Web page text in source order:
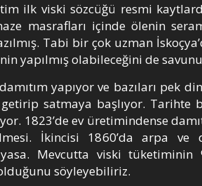
ilk viski sözcüğü resmi
masrafları içinde ölenin
Tabi bir çok uzman
yapılmış olabileceğini de
yapıyor ve bazıları pek
satmaya başlıyor. Tarihte
1823’de ev üretimindense
İkincisi 1860’da arpa ve
Mevcutta viski tüketiminin
söyleyebiliriz.